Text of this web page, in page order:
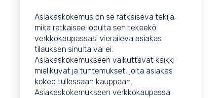
Asiakaskokemus on se ratkaiseva tekijä,
mikä ratkaisee lopulta sen tekeekö
verkkokaupassasi vieraileva asiakas
tilauksen sinulta vai ei.
Asiakaskokemukseen vaikuttavat kaikki
mielikuvat ja tuntemukset, joita asiakas
kokee tullessaan kauppaan.
Asiakaskokemukseen verkkokaupassa